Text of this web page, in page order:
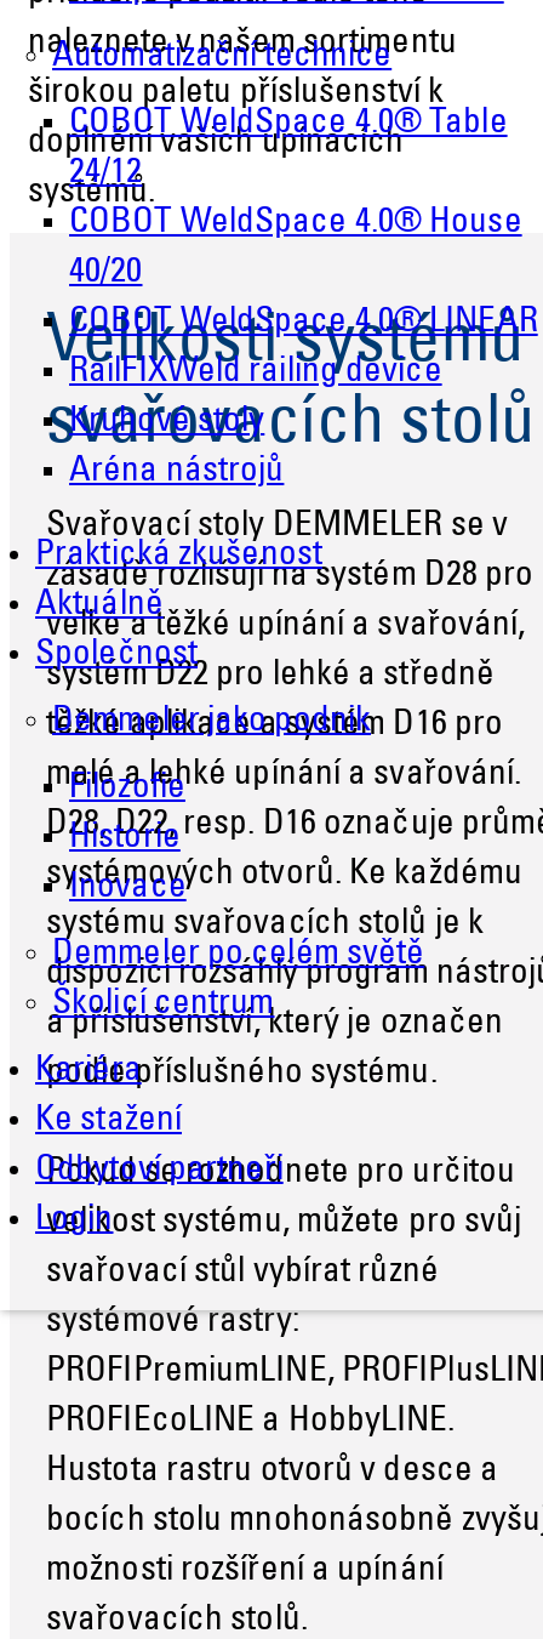
Automatizační technice
COBOT WeldSpace 4.0® Table
24/12
COBOT WeldSpace 4.0® House
40/20
COBOT WeldSpace 4.0® LINEAR
RailFIXWeld railing device
Kruhové stoly
Aréna nástrojů
Praktická zkušenost
Aktuálně
Společnost
Demmeler jako podnik
Filozofie
Historie
Inovace
Demmeler po celém světě
Školicí centrum
Kariéra
Ke stažení
Odbytoví partneři
Login
naleznete v našem sortimentu
širokou paletu příslušenství k
doplnění vašich upínacích
systémů.
Velikosti systémů
svařovacích stolů
Svařovací stoly DEMMELER se v
zásadě rozlišují na systém D28 pro
velké a těžké upínání a svařování,
systém D22 pro lehké a středně
těžké aplikace a systém D16 pro
malé a lehké upínání a svařování.
D28, D22, resp. D16 označuje
systémových otvorů. Ke každému
systému svařovacích stolů je k
dispozici rozsáhlý program
a příslušenství, který je označen
podle příslušného systému.
Pokud se rozhodnete pro určitou
velikost systému, můžete pro svůj
svařovací stůl vybírat různé
systémové rastry:
PROFIPremiumLINE,
PROFIEcoLINE a HobbyLINE.
Hustota rastru otvorů v desce a
bocích stolu mnohonásobně
možnosti rozšíření a upínání
svařovacích stolů.